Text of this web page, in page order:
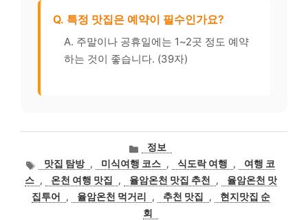
Q. 특정 맛집은 예약이 필수인가요?
A. 주말이나 공휴일에는 1~2곳 정도 예약
하는 것이 좋습니다. (39자)
카
테
고
리
정보
태맛집 탐방 , 미식여행 코스 , 식도락 여행 ,
여행 코
스 , 온천 여행 맛집 , 율암온천 맛집 추천 ,
율암온천 맛
집투어
, 율암온천 먹거리 , 추천 맛집 ,
현지맛집 순
회